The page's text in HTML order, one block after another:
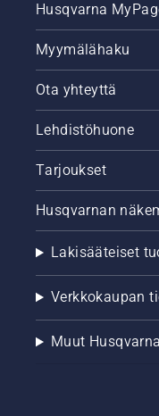
Husqvarna
Myymälähaku
Ota yhteyttä
Lehdistöhuone
Tarjoukset
Husqvarnan
Lakisääteiset
Verkkokaupan
Muut